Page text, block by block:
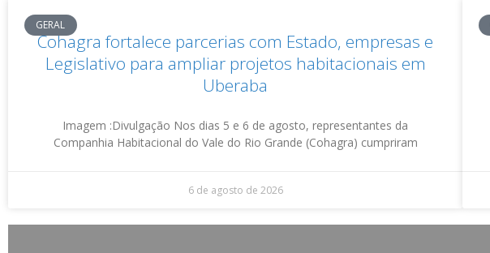
GERAL
Cohagra fortalece parcerias com Estado, empresas e
Legislativo para ampliar projetos habitacionais em
Uberaba
Imagem :Divulgação Nos dias 5 e 6 de agosto, representantes da
Companhia Habitacional do Vale do Rio Grande (Cohagra) cumpriram
6 de agosto de 2026